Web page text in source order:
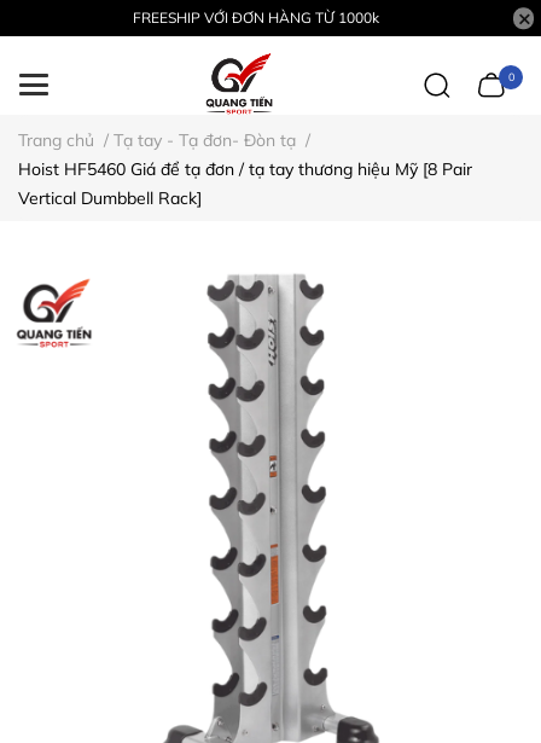
FREESHIP VỚI ĐƠN HÀNG TỪ 1000k
0
Trang chủ / Tạ tay - Tạ đơn- Đòn tạ /
Hoist HF5460 Giá để tạ đơn / tạ tay thương hiệu Mỹ [8 Pair
Vertical Dumbbell Rack]